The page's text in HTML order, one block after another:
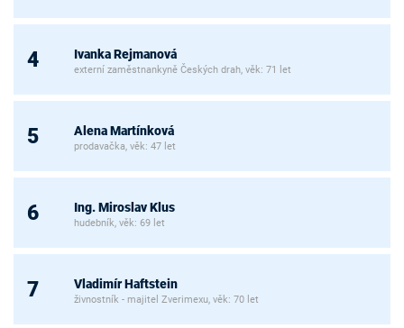
4 Ivanka Rejmanová
externí zaměstnankyně Českých drah, věk: 71 let
5 Alena Martínková
prodavačka, věk: 47 let
6 Ing. Miroslav Klus
hudebník, věk: 69 let
7 Vladimír Haftstein
živnostník - majitel Zverimexu, věk: 70 let